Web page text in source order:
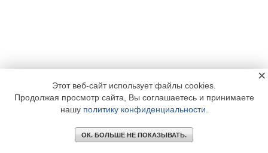
Этот веб-сайт использует файлы cookies.
Продолжая просмотр сайта, Вы соглашаетесь и принимаете
нашу политику конфиденциальности
ОК. БОЛЬШЕ НЕ ПОКАЗЫВАТЬ.
×